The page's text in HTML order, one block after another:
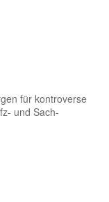
für kontroverse
und Sach-